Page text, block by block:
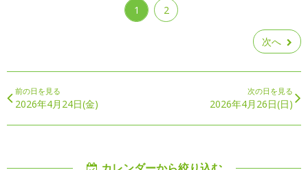
1 2
次へ
前の日を見る
2026年4月24日(金)
次の日を見る
2026年4月26日(日)